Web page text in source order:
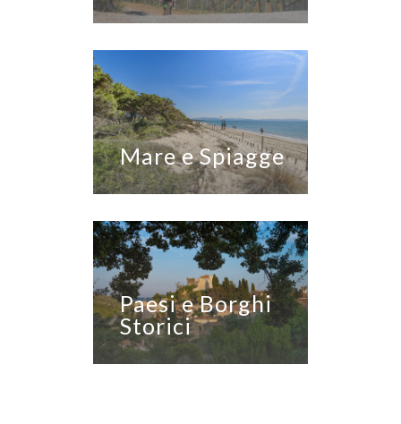
Mare e Spiagge
Paesi e Borghi
Storici